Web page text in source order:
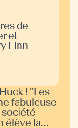
de
et
Finn
! "Les
fabuleuse
élève la